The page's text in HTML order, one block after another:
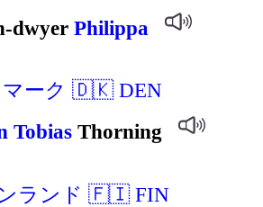
dwyerPhilippa
マーク 🇩🇰 DEN
TobiasThorning
ランド 🇫🇮 FIN